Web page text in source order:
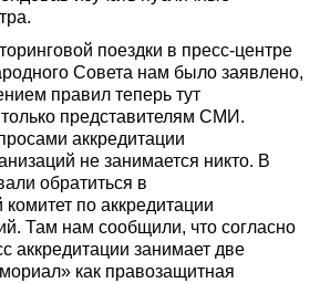
поездки в пресс-центре
Совета нам было заявлено,
правил теперь тут
представителям СМИ.
аккредитации
не занимается никто. В
обратиться в
по аккредитации
Там нам сообщили, что согласно
аккредитации занимает две
как правозащитная